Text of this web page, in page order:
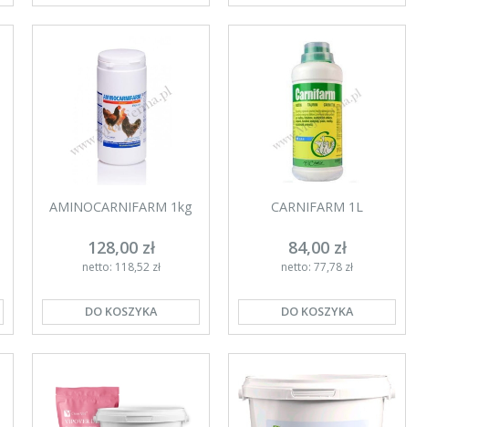
AMINOCARNIFARM 1kg
128,00 zł
netto: 118,52 zł
DO KOSZYKA
CARNIFARM 1L
84,00 zł
netto: 77,78 zł
DO KOSZYKA